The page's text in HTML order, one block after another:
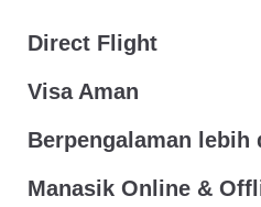
Direct Flight
Visa Aman
Berpengalaman lebih
Manasik Online &